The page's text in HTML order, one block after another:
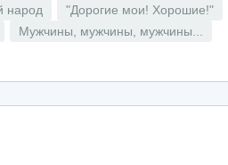
народ
"Дорогие мои! Хорошие!"
Мужчины, мужчины, мужчины...